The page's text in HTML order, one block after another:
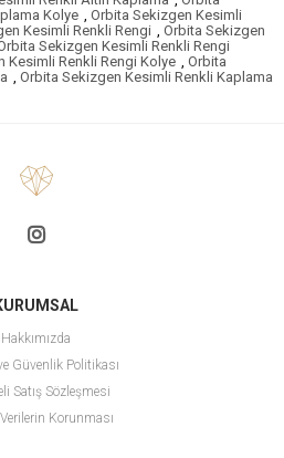
Kolye , Orbita Sekizgen Kesimli
Kesimli Renkli Rengi , Orbita Sekizgen
Sekizgen Kesimli Renkli Rengi
Kesimli Renkli Rengi Kolye , Orbita
, Orbita Sekizgen Kesimli Renkli Kaplama
Hakkımızda
Güvenlik Politikası
Satış Sözleşmesi
Korunması